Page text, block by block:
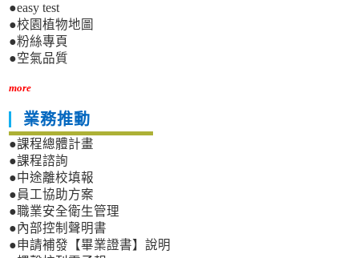
●easy test
●校園植物地圖
●粉絲專頁
●空氣品質
more
業務推動
●課程總體計畫
●課程諮詢
●中途離校填報
●員工協助方案
●職業安全衛生管理
●內部控制聲明書
●申請補發【畢業證書】說明